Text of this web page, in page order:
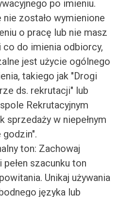
po imieniu.
zostało wymienione
o pracę lub nie masz
co do imienia odbiorcy,
jest użycie ogólnego
takiego jak "Drogi
ds. rekrutacji" lub
Rekrutacyjnym
sprzedaży w niepełnym
ton: Zachowaj
szacunku ton
Unikaj używania
języka lub